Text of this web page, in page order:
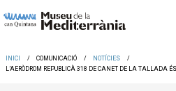
INICI COMUNICACIÓ
NOTÍCIES
L’AERÒDROM REPUBLICÀ 318 DE CANET DE LA TALLADA